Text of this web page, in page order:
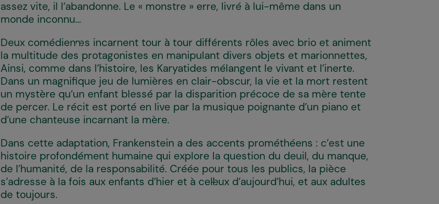
assez vite, il l’abandonne. Le « monstre » erre, livré à lui-même dans un
monde inconnu...
Deux comédien·nes incarnent tour à tour différents rôles avec brio et animent
la multitude des protagonistes en manipulant divers objets et marionnettes,
Ainsi, comme dans l’histoire, les Karyatides mélangent le vivant et l’inerte.
Dans un magnifique jeu de lumières en clair-obscur, la vie et la mort restent
un mystère qu’un enfant blessé par la disparition précoce de sa mère tente
de percer. Le récit est porté en live par la musique poignante d’un piano et
d’une chanteuse incarnant la mère.
Dans cette adaptation, Frankenstein a des accents prométhéens : c’est une
histoire profondément humaine qui explore la question du deuil, du manque,
de l’humanité, de la responsabilité. Créée pour tous les publics, la pièce
s’adresse à la fois aux enfants d’hier et à cel·leux d’aujourd’hui, et aux adultes
de toujours.